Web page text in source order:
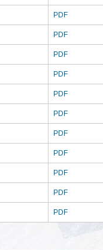
PDF
PDF
PDF
PDF
PDF
PDF
PDF
PDF
PDF
PDF
PDF